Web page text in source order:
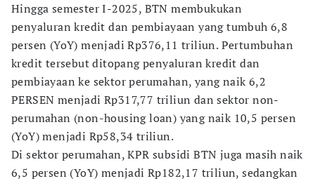
Hingga semester I-2025, BTN membukukan
penyaluran kredit dan pembiayaan yang tumbuh 6,8
persen (YoY) menjadi Rp376,11 triliun. Pertumbuhan
kredit tersebut ditopang penyaluran kredit dan
pembiayaan ke sektor perumahan, yang naik 6,2
PERSEN menjadi Rp317,77 triliun dan sektor non-
perumahan (non-housing loan) yang naik 10,5 persen
(YoY) menjadi Rp58,34 triliun.
Di sektor perumahan, KPR subsidi BTN juga masih naik
6,5 persen (YoY) menjadi Rp182,17 triliun, sedangkan